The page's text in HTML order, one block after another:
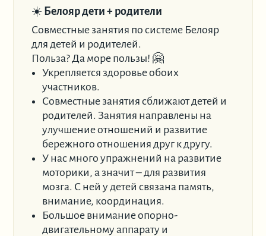
☀️ Белояр дети + родители
Совместные занятия по системе Белояр
для детей и родителей.
Польза? Да море пользы! 🤗
Укрепляется здоровье обоих
участников.
Совместные занятия сближают детей и
родителей. Занятия направлены на
улучшение отношений и развитие
бережного отношения друг к другу.
У нас много упражнений на развитие
моторики, а значит – для развития
мозга. С ней у детей связана память,
внимание, координация.
Большое внимание опорно-
двигательному аппарату и